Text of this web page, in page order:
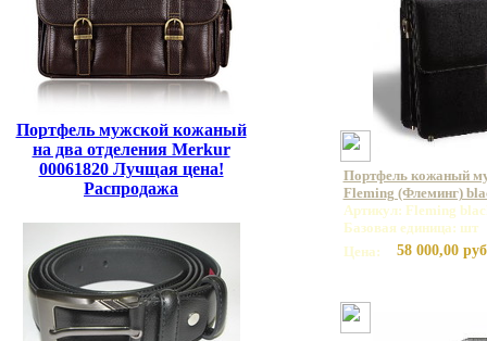
Портфель мужской кожаный
на два отделения Merkur
00061820 Лучщая цена!
Распродажа
Портфель кожаный
Fleming (Флеминг)
Артикул: Fleming
Базовая единица: шт
Цена:
58 000,00